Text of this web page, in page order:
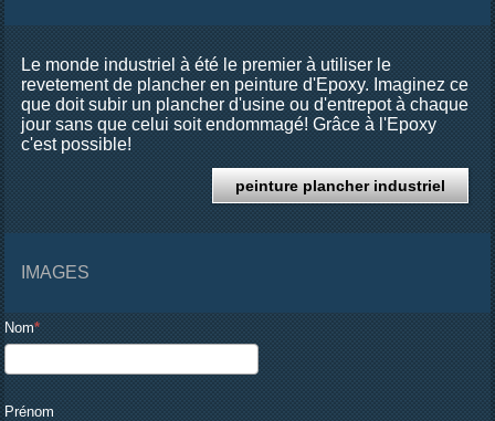
Le monde industriel à été le premier à utiliser le
revetement de plancher en peinture d'Epoxy. Imaginez ce
que doit subir un plancher d'usine ou d'entrepot à chaque
jour sans que celui soit endommagé! Grâce à l'Epoxy
c'est possible!
peinture plancher industriel
IMAGES
Nom
Prénom